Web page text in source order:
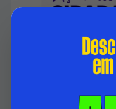
ALUSÃO A LEI